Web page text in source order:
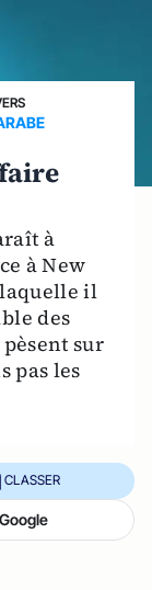
à
à New
il
des
sur
pas les
CLASSER